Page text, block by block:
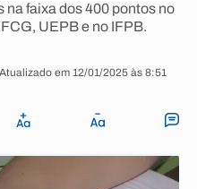
na faixa dos 400 pontos no
UEPB e no IFPB.
em 12/01/2025 às 8:51